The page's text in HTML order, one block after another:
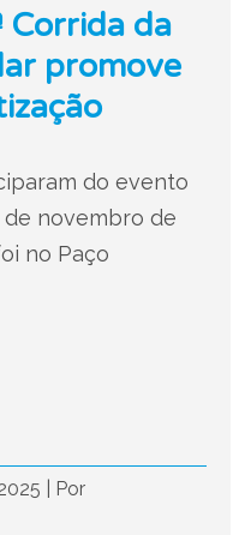
Corrida da
promove
do evento
novembro de
no Paço
Por